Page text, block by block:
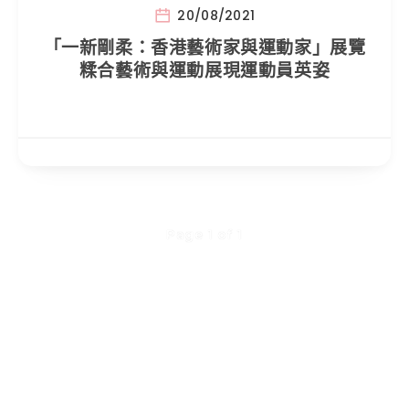
20/08/2021
「一新剛柔：香港藝術家與運動家」展覽
糅合藝術與運動展現運動員英姿